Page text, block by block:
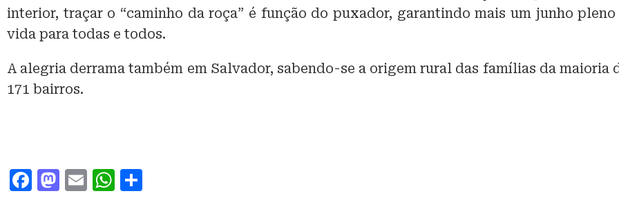
interior, traçar o “caminho da roça” é função do puxador, garantindo mais um junho pleno
vida para todas e todos.
A alegria derrama também em Salvador, sabendo-se a origem rural das famílias da maioria
171 bairros.
F
M E
W